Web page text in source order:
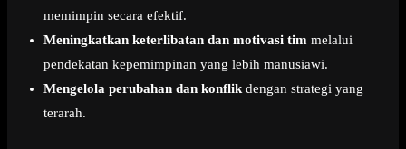
memimpin secara efektif.
Meningkatkan keterlibatan dan motivasi tim melalui
pendekatan kepemimpinan yang lebih manusiawi.
Mengelola perubahan dan konflik dengan strategi yang
terarah.